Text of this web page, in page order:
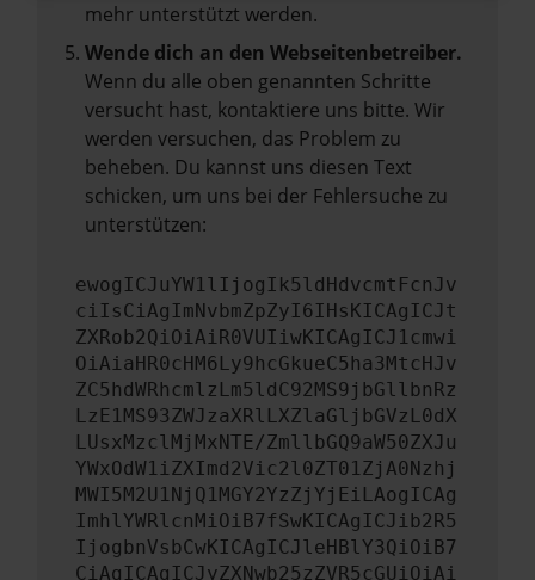
mehr unterstützt werden.
Wende dich an den Webseitenbetreiber.
Wenn du alle oben genannten Schritte
versucht hast, kontaktiere uns bitte. Wir
werden versuchen, das Problem zu
beheben. Du kannst uns diesen Text
schicken, um uns bei der Fehlersuche zu
unterstützen:
ewogICJuYW1lIjogIk5ldHdvcmtFcnJv
ciIsCiAgImNvbmZpZyI6IHsKICAgICJt
ZXRob2QiOiAiR0VUIiwKICAgICJ1cmwi
OiAiaHR0cHM6Ly9hcGkueC5ha3MtcHJv
ZC5hdWRhcmlzLm5ldC92MS9jbGllbnRz
LzE1MS93ZWJzaXRlLXZlaGljbGVzL0dX
LUsxMzclMjMxNTE/ZmllbGQ9aW50ZXJu
YWxOdW1iZXImd2Vic2l0ZT01ZjA0Nzhj
MWI5M2U1NjQ1MGY2YzZjYjEiLAogICAg
ImhlYWRlcnMiOiB7fSwKICAgICJib2R5
IjogbnVsbCwKICAgICJleHBlY3QiOiB7
CiAgICAgICJyZXNwb25zZVR5cGUiOiAi